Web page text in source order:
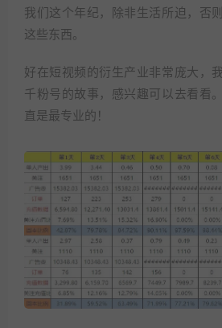
我们这个年纪，除非生活所迫，否
这些东西。
好在短视频的衍生产业非常庞大，
千粉号的故事，感兴趣可以去看看
直是最专业的！